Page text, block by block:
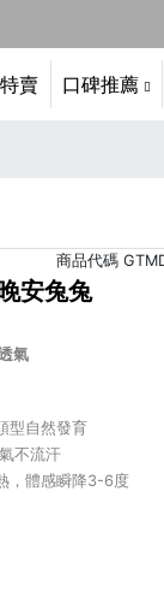
賣 口碑推薦
商品代碼
安兔兔
氣
型自然發育
不流汗
，體感瞬降3-6度